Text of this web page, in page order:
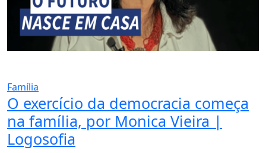
Família
O exercício da democracia começa
na família, por Monica Vieira |
Logosofia